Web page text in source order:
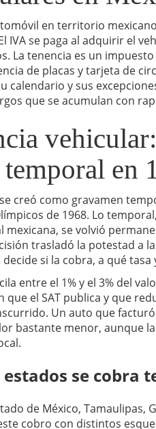
en territorio
IVA se paga al adquirir el
La tenencia es un
de placas y tarjeta de
calendario y sus
que se acumulan con
en
creó como gravamen
de 1968. Lo
mexicana, se volvió
trasladó la potestad a
si la cobra, a qué
entre el 1% y el 3% del
que el SAT publica y que
Un auto que
bastante menor, aunque
estados se cobra
de México,
cobro con distintos